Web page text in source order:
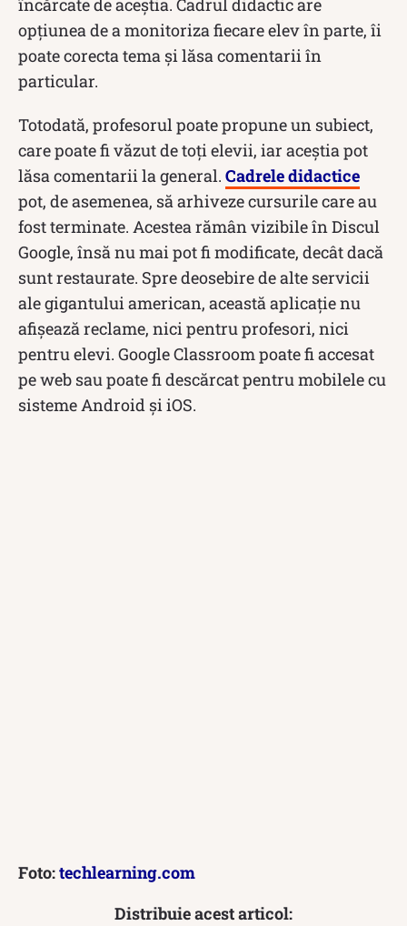
opțiunea de a monitoriza fiecare elev în parte, îi
poate corecta tema și lăsa comentarii în
particular.
Totodată, profesorul poate propune un subiect,
care poate fi văzut de toți elevii, iar aceștia pot
lăsa comentarii la general. Cadrele didactice
pot, de asemenea, să arhiveze cursurile care au
fost terminate. Acestea rămân vizibile în Discul
Google, însă nu mai pot fi modificate, decât dacă
sunt restaurate. Spre deosebire de alte servicii
ale gigantului american, această aplicație nu
afișează reclame, nici pentru profesori, nici
pentru elevi. Google Classroom poate fi accesat
pe web sau poate fi descărcat pentru mobilele cu
sisteme Android și iOS.
Foto:techlearning.com
Distribuie acest articol: